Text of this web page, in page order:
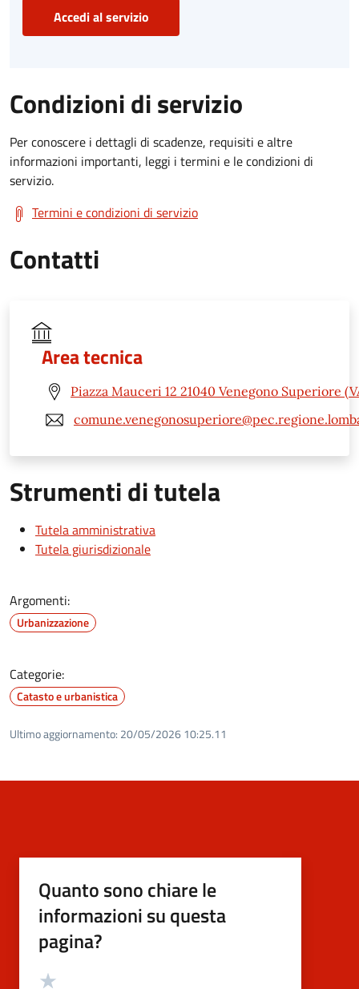
Accedi al servizio
Condizioni di servizio
Per conoscere i dettagli di scadenze, requisiti e altre
informazioni importanti, leggi i termini e le condizioni di
servizio.
Termini e condizioni di servizio
Contatti
Area tecnica
Piazza Mauceri 12 21040 Venegono Superiore
Strumenti di tutela
Tutela amministrativa
Tutela giurisdizionale
Argomenti:
Urbanizzazione
Categorie:
Catasto e urbanistica
Ultimo aggiornamento: 20/05/2026 10:25.11
Quanto sono chiare le
informazioni su questa
pagina?
Valutazione